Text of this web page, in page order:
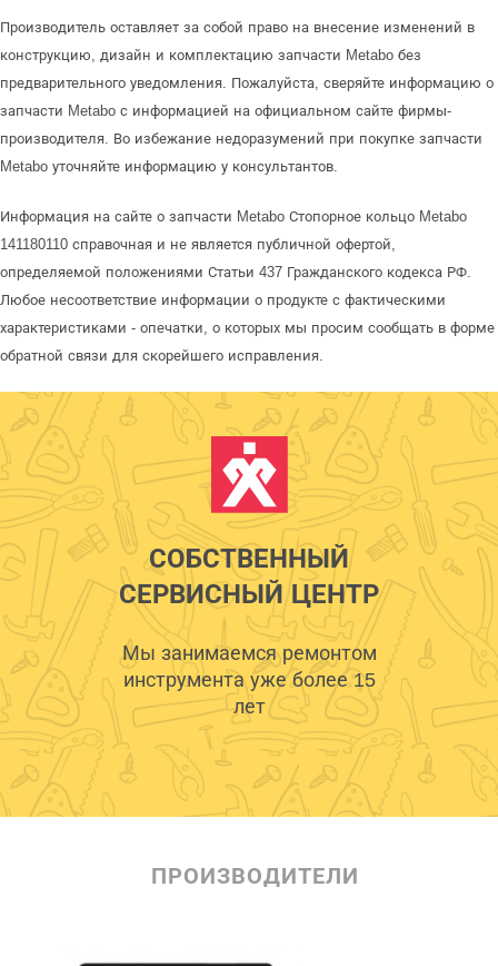
Производитель оставляет за собой право на внесение изменений в
конструкцию, дизайн и комплектацию запчасти Metabo без
предварительного уведомления. Пожалуйста, сверяйте информацию о
запчасти Metabo с информацией на официальном сайте фирмы-
производителя. Во избежание недоразумений при покупке запчасти
Metabo уточняйте информацию у консультантов.
Информация на сайте о запчасти Metabo Стопорное кольцо Metabo
141180110 справочная и не является публичной офертой,
определяемой положениями Статьи 437 Гражданского кодекса РФ.
Любое несоответствие информации о продукте с фактическими
характеристиками - опечатки, о которых мы просим сообщать в форме
обратной связи для скорейшего исправления.
СОБСТВЕННЫЙ
СЕРВИСНЫЙ ЦЕНТР
Мы занимаемся ремонтом
инструмента уже более 15
лет
ПРОИЗВОДИТЕЛИ